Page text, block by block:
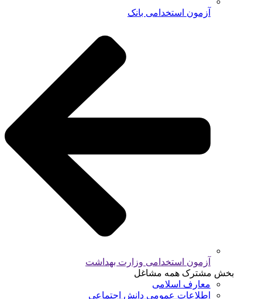
آزمون استخدامی بانک
آزمون استخدامی وزارت بهداشت
بخش مشترک همه مشاغل
معارف اسلامی
اطلاعات عمومی دانش اجتماعی